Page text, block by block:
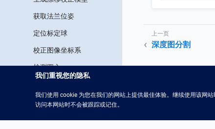
获取法兰位姿
定位标定球
校正图像坐标系
检测圆心
检测内接圆
深度图分割
我们重视您的隐私
我们使用 cookie 为您在我们的网站上提供最佳体验。继续使用该网
访问本网站时不会被跟踪或记住。